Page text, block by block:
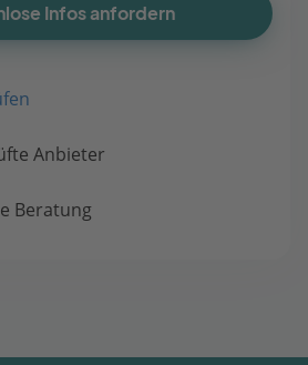
Infos anfordern
Anbieter
Beratung